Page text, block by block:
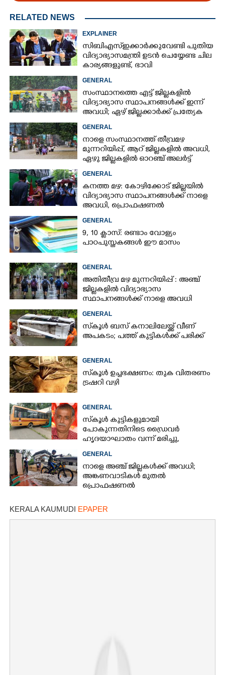
RELATED NEWS
EXPLAINER
സിബിഎസ്ഇക്കാർക്കുവേണ്ടി പുതിയ
വിദ്യാഭ്യാസമന്ത്രി ഉടൻ ചെയ്യേണ്ട ചില
കാര്യങ്ങളുണ്ട്, ഭാവി
വിദ്യാർത്ഥികൾ
GENERAL
സംസ്ഥാനത്തെ എട്ട് ജില്ലകളിൽ
വിദ്യാഭ്യാസ സ്ഥാപനങ്ങൾക്ക് ഇന്ന്
അവധി; ഏഴ് ജില്ലക്കാർക്ക് പ്രത്യേക
GENERAL
നാളെ സംസ്ഥാനത്ത് തീവ്രമഴ
മുന്നറിയിപ്പ്,​ ആറ് ജില്ലകളിൽ അവധി,​
ഏഴു ജില്ലകളിൽ ഓറഞ്ച് അലർട്ട്
GENERAL
കനത്ത മഴ: കോഴിക്കോട് ജില്ലയിൽ
വിദ്യാഭ്യാസ സ്ഥാപനങ്ങൾക്ക് നാളെ
അവധി,​ പ്രൊഫഷണൽ
GENERAL
9, 10 ക്ലാസ്: രണ്ടാം വോള്യം
പാഠപുസ്തകങ്ങൾ ഈ മാസം
GENERAL
അതിതീവ്ര മഴ മുന്നറിയിപ്പ് : അഞ്ച്
ജില്ലകളിൽ വിദ്യാഭ്യാസ
സ്ഥാപനങ്ങൾക്ക് നാളെ അവധി
GENERAL
സ്‌കൂൾ ബസ് കനാലിലേയ്ക്ക് വീണ്
അപകടം; പത്ത് കുട്ടികൾക്ക് പരിക്ക്
GENERAL
സ്‌കൂൾ ഉച്ചഭക്ഷണം: തുക വിതരണം
ട്രഷറി വഴി
GENERAL
സ്‌കൂൾ കുട്ടികളുമായി
പോകുന്നതിനിടെ ഡ്രൈവർ
ഹൃദയാഘാതം വന്ന് മരിച്ചു,
പരിക്ക്
GENERAL
നാളെ അഞ്ച് ജില്ലകൾക്ക് അവധി;
അങ്കണവാടികൾ മുതൽ
പ്രൊഫഷണൽ
KERALA KAUMUDI EPAPER